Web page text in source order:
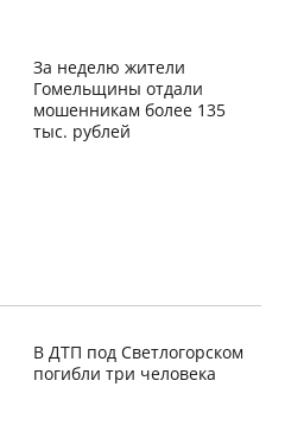
За неделю жители
Гомельщины отдали
мошенникам более 135
тыс. рублей
В ДТП под Светлогорском
погибли три человека